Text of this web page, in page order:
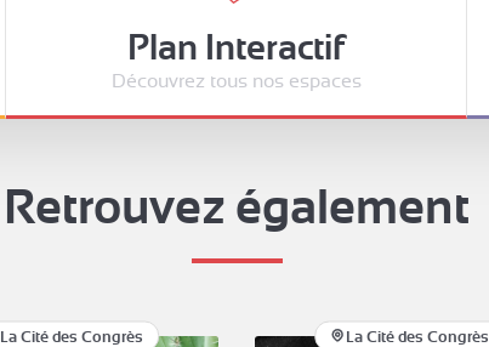
Plan Interactif
Découvrez tous nos espaces
Retrouvez également
La Cité des Congrès La Cité des Congrès